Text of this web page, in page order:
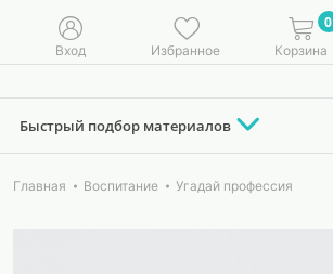
Вход Избранное
0
Корзина
Быстрый подбор материалов
Главная Воспитание Угадай профессия